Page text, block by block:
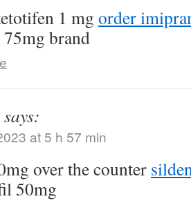
1 mg order
brand
says:
at 5 h 57 min
over the counter
50mg